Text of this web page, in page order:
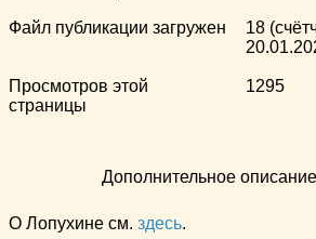
Файл публикации загружен
18
Просмотров этой
страницы
1295
Дополнительное
О Лопухине см. здесь.